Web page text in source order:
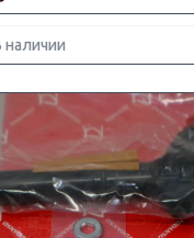
наличии